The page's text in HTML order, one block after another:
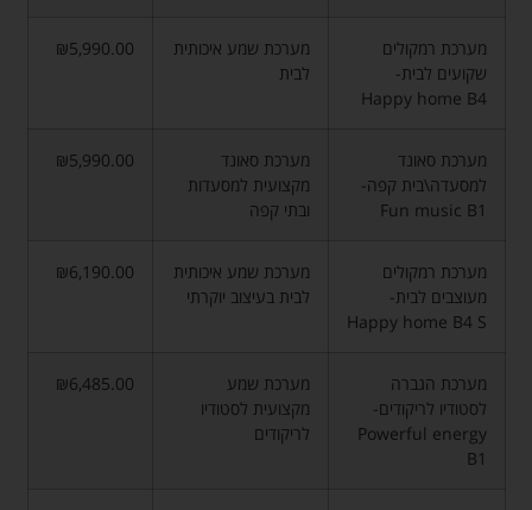
מערכת רמקולים
שקועים לבית-
Happy home B4
מערכת שמע איכותית
לבית
₪5,990.00
מערכת סאונד
למסעדה\בית קפה-
Fun music B1
מערכת סאונד
מקצועית למסעדות
ובתי קפה
₪5,990.00
מערכת רמקולים
מעוצבים לבית-
Happy home B4 S
מערכת שמע איכותית
לבית בעיצוב יוקרתי
₪6,190.00
מערכת הגברה
לסטודיו לריקודים-
Powerful energy
B1
מערכת שמע
מקצועית לסטודיו
לריקודים
₪6,485.00